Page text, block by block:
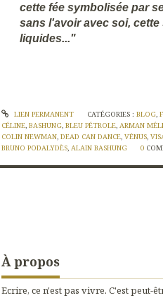
cette fée symbolisée par
sans l'avoir avec soi,
liquides..."
LIEN PERMANENT CATÉGORIES : BLOG,
CÉLINE, BASHUNG, BLEU PÉTROLE, ARMAN
COLIN NEWMAN, DEAD CAN DANCE, VÉNUS,
BRUNO PODALYDÈS, ALAIN BASHUNG 0
À propos
Ecrire, ce n'est pas vivre. C'est peut-